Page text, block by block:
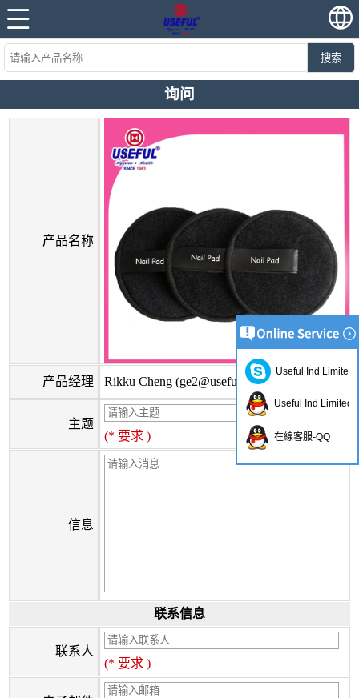
搜索
询问
产品名称
产品经理 Rikku Cheng (ge2@usefulhk.com
主题
(* 要求 )
信息
联系信息
联系人
(* 要求 )
Useful Ind Limited
Useful Ind Limited
在線客服-QQ